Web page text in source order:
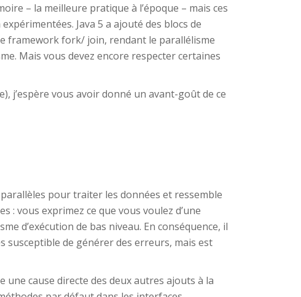
– la meilleure pratique à l’époque – mais ces
Java 5 a ajouté des blocs de
framework fork/ join, rendant le parallélisme
Mais vous devez encore respecter certaines
j’espère vous avoir donné un avant-goût de ce
pour traiter les données et ressemble
: vous exprimez ce que vous voulez d’une
d’exécution de bas niveau. En conséquence, il
susceptible de générer des erreurs, mais est
une cause directe des deux autres ajouts à la